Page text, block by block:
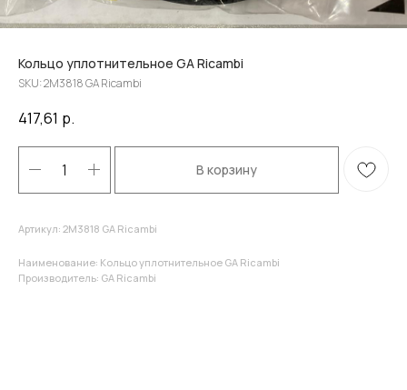
Кольцо уплотнительное GA Ricambi
SKU:2M3818 GA Ricambi
417,61 р.
В корзину
Артикул: 2M3818 GA Ricambi
Наименование: Кольцо уплотнительное GA Ricambi
Производитель: GA Ricambi